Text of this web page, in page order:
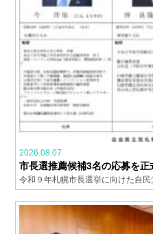
2026.08.07
市長選推薦候補3名の応募を
令和９年札幌市長選挙に向けた自